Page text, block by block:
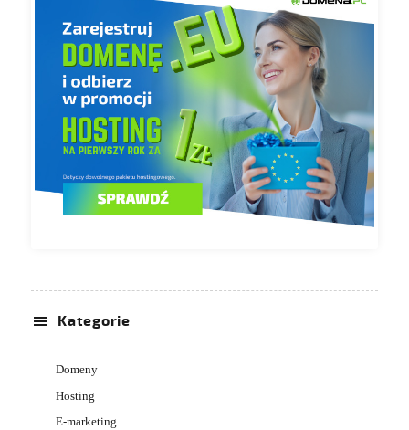
Kategorie
Domeny
Hosting
E-marketing